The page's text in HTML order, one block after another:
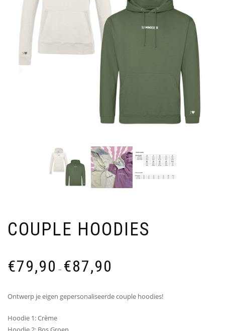
COUPLE HOODIES
€79,90 – €87,90
Ontwerp je eigen gepersonaliseerde couple hoodies!
Hoodie 1: Crème